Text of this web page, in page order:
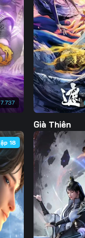
Tập 125
Tập 132
Tập 139
Tập 146
Tập 153
Tập 167
Tập 174
Tập 181
Tập 188
Tập 195
7.737
Già Thiên
18